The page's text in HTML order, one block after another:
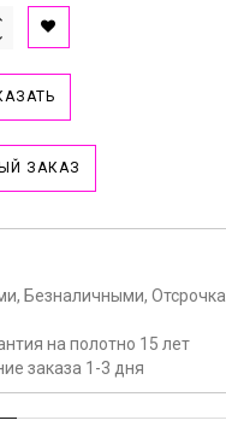
ЗАКАЗ
Безналичными, Отсрочка
на полотно 15 лет
заказа 1-3 дня